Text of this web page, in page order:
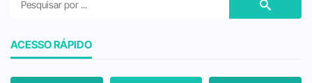
ACESSO RÁPIDO